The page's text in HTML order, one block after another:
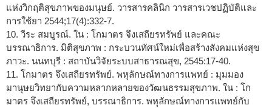
แห่งวิกฤติสุขภาพของมนุษย์. วารสารคลินิก วารสารเวชปฏิบัติและ
การใช้ยา 2544;17(4):332-7.
10. วีระ สมบูรณ์. ใน : โกมาตร จึงเสถียรทรัพย์ และคณะ
บรรณาธิการ. มิติสุขภาพ : กระบวนทัศน์ใหม่เพื่อสร้างสังคมแห่งสุข
ภาวะ. นนทบุรี : สถาบันวิจัยระบบสาธารณสุข, 2545:17-40.
11. โกมาตร จึงเสถียรทรัพย์. พหุลักษณ์ทางการแพทย์ : มุมมอง
มานุษยวิทยากับความหลากหลายของวัฒนธรรมสุขภาพ. ใน : โก
มาตร จึงเสถียรทรัพย์, บรรณาธิการ. พหุลักษณ์ทางการแพทย์กับ